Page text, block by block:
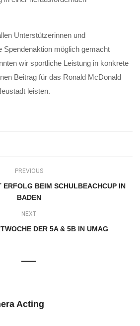
Unterstützerinnen und
Spendenaktion möglich gemacht
wir sportliche Leistung in konkrete
Beitrag für das Ronald McDonald
leisten.
PREVIOUS
ERFOLG BEIM SCHULBEACHCUP IN
BADEN
NEXT
DER 5A & 5B IN UMAG
Acting